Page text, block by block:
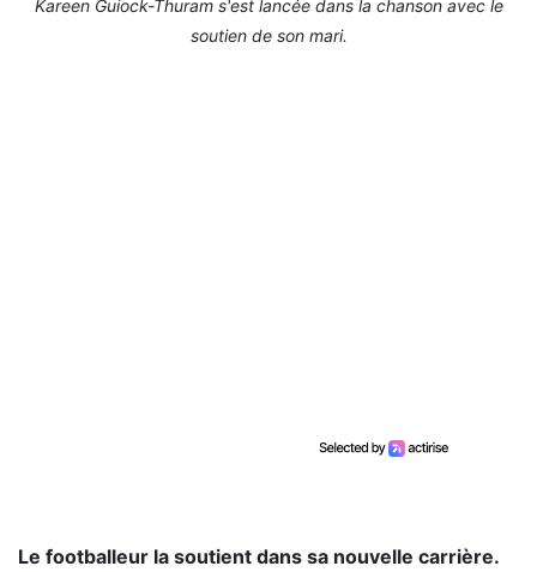
Kareen Guiock-Thuram s'est lancée dans la chanson avec le
soutien de son mari.
Le footballeur la soutient dans sa nouvelle carrière.